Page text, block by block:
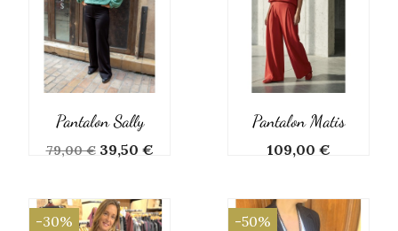
Pantalon Sally
Prix
79,00 € Prix
39,50 €
Pantalon Matis
Prix
109,00 €
-30% -50%